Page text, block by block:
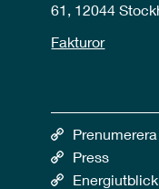
61, 12044
Fakturor
Prenumerera
Press